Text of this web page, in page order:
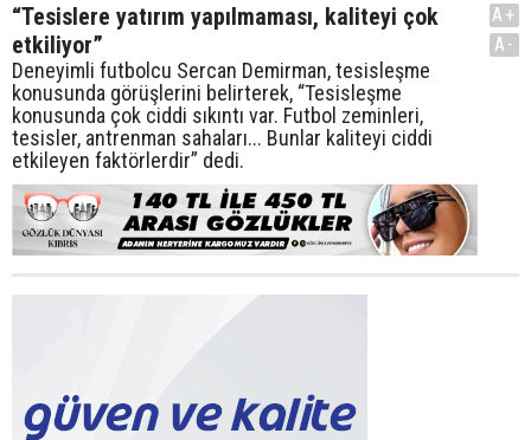
“Tesislere yatırım yapılmaması, kaliteyi çok
etkiliyor”
Deneyimli futbolcu Sercan Demirman, tesisleşme
konusunda görüşlerini belirterek, “Tesisleşme
konusunda çok ciddi sıkıntı var. Futbol zeminleri,
tesisler, antrenman sahaları... Bunlar kaliteyi ciddi
etkileyen faktörlerdir” dedi.
A+
A-